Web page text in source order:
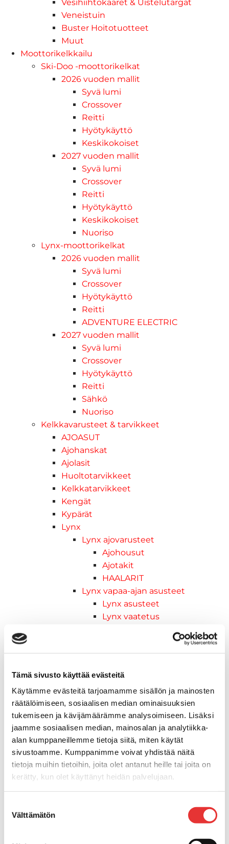
Tämä sivusto käyttää evästeitä
Käytämme evästeitä tarjoamamme sisällön ja mainosten
räätälöimiseen, sosiaalisen median ominaisuuksien
tukemiseen ja kävijämäärämme analysoimiseen. Lisäksi
jaamme sosiaalisen median, mainosalan ja analytiikka-
alan kumppaneillemme tietoja siitä, miten käytät
sivustoamme. Kumppanimme voivat yhdistää näitä
tietoja muihin tietoihin, joita olet antanut heille tai joita on
kerätty, kun olet käyttänyt heidän palvelujaan.
valinta
Välttämätön
Vesihiihtokaaret & Uistelutargat
Veneistuin
Buster Hoitotuotteet
Muut
Moottorikelkkailu
Ski-Doo -moottorikelkat
2026 vuoden mallit
Syvä lumi
Crossover
Reitti
Hyötykäyttö
Keskikokoiset
2027 vuoden mallit
Syvä lumi
Crossover
Reitti
Hyötykäyttö
Keskikokoiset
Nuoriso
Lynx-moottorikelkat
2026 vuoden mallit
Syvä lumi
Crossover
Hyötykäyttö
Reitti
ADVENTURE ELECTRIC
2027 vuoden mallit
Syvä lumi
Crossover
Hyötykäyttö
Reitti
Sähkö
Nuoriso
Kelkkavarusteet & tarvikkeet
AJOASUT
Ajohanskat
Ajolasit
Huoltotarvikkeet
Kelkkatarvikkeet
Kengät
Kypärät
Lynx
Lynx ajovarusteet
Ajohousut
Ajotakit
HAALARIT
Lynx vapaa-ajan asusteet
Lynx asusteet
Lynx vaatetus
Ski-Doo vapaa-ajan asusteet
TELAMATOT
Vapaa-aika
Variaattorin hihnat
Woody's ohjausraudat
Mönkijät
Can-Am traktorimönkijät
Can-Am traktorimönkijät 2025
Can-Am traktorimönkijät 2026
Can-Am SSV-Mallit